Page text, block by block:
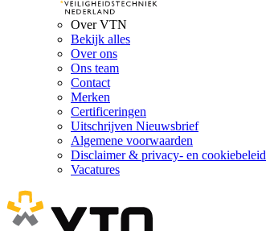
Over VTN
Bekijk alles
Over ons
Ons team
Contact
Merken
Certificeringen
Uitschrijven Nieuwsbrief
Algemene voorwaarden
Disclaimer & privacy- en cookiebeleid
Vacatures